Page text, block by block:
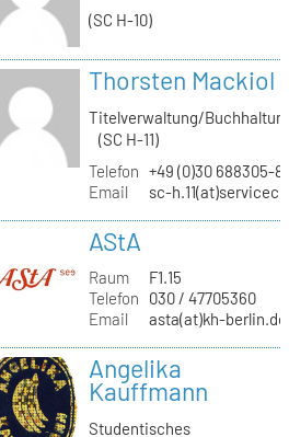
(SC H-10)
Thorsten Mackiol
Titelverwaltung/
(SC H-11)
Telefon +49 (0)30 688305-
Email
sc-
AStA
Raum
F1.15
Telefon
030 / 47705360
Email
asta(at)kh-berlin.de
Angelika
Kauffmann
Studentisches